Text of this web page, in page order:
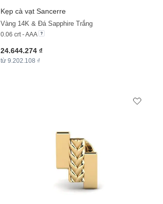
Kẹp cà vạt Sancerre
Vàng 14K & Đá Sapphire Trắng
0.06 crt - AAA
24.644.274 ₫
từ 9.202.108 ₫